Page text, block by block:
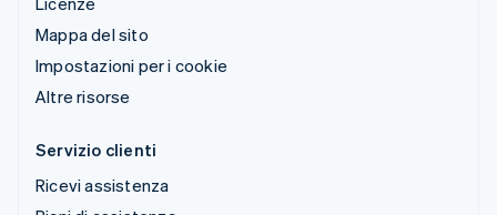
Mappa del sito
Impostazioni per i cookie
Altre risorse
Servizio clienti
Ricevi assistenza